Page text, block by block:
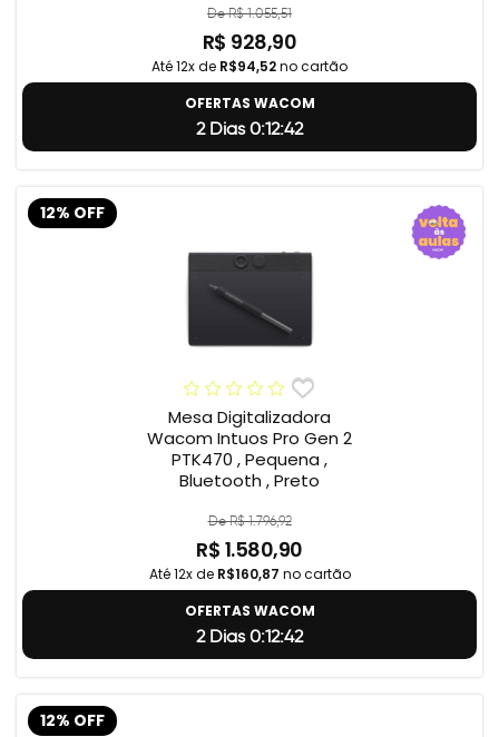
De R$ 1.055,51
R$ 928,90
Até 12x de R$94,52no cartão
OFERTAS WACOM
2 Dias 0:12:41
12% OFF
Mesa Digitalizadora
Wacom Intuos Pro Gen 2
PTK470 , Pequena ,
Bluetooth , Preto
De R$ 1.796,92
R$ 1.580,90
Até 12x de R$160,87 no cartão
OFERTAS WACOM
2 Dias 0:12:41
12% OFF